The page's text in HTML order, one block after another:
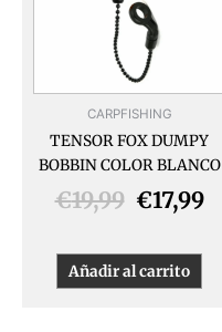
CARPFISHING
TENSOR FOX DUMPY
BOBBIN COLOR BLANCO
€19,99
€19,99.
€17,99
Añadir al carrito